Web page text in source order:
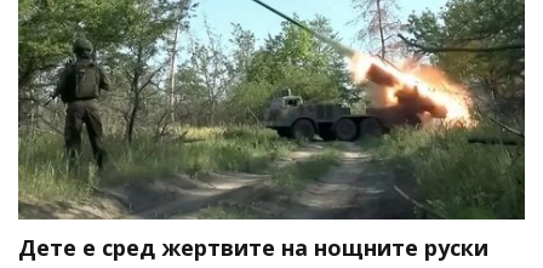
Дете е сред жертвите на нощните руски